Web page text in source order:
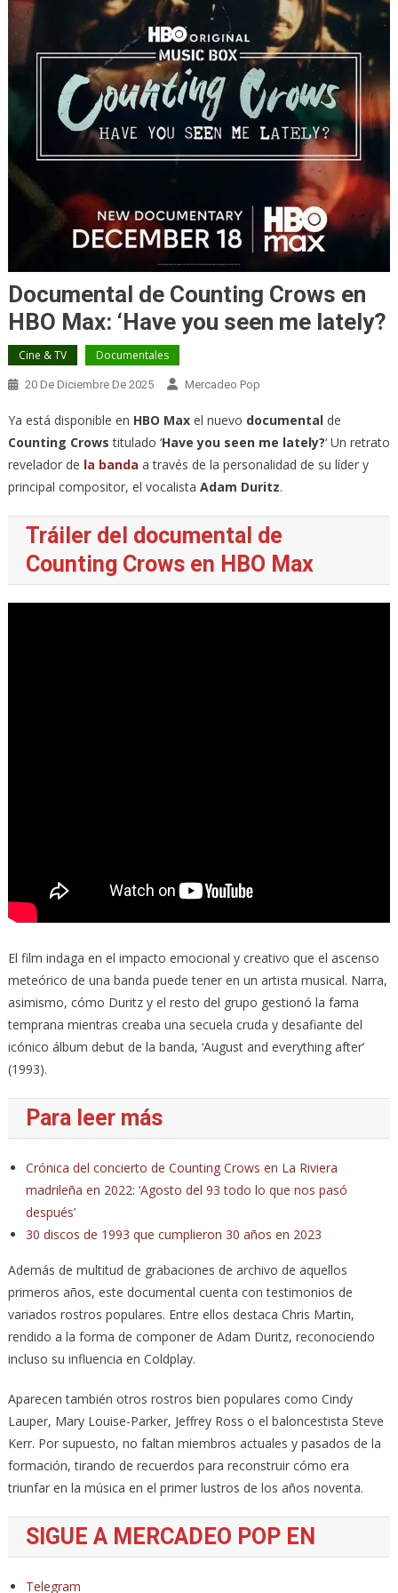
Documental de Counting Crows en
HBO Max: ‘Have you seen me lately?
Cine & TV Documentales
20 De Diciembre De 2025 Mercadeo Pop
Ya está disponible en HBO Maxel nuevo documentalde
Counting Crows titulado ‘Have you seen me lately?‘ Un retrato
revelador de la banda a través de la personalidad de su líder y
principal compositor, el vocalista Adam Duritz.
Tráiler del documental de
Counting Crows en HBO Max
El film indaga en el impacto emocional y creativo que el ascenso
meteórico de una banda puede tener en un artista musical. Narra,
asimismo, cómo Duritz y el resto del grupo gestionó la fama
temprana mientras creaba una secuela cruda y desafiante del
icónico álbum debut de la banda, ‘August and everything after’
(1993).
Para leer más
Crónica del concierto de Counting Crows en La Riviera
madrileña en 2022: ‘Agosto del 93 todo lo que nos pasó
después’
30 discos de 1993 que cumplieron 30 años en 2023
Además de multitud de grabaciones de archivo de aquellos
primeros años, este documental cuenta con testimonios de
variados rostros populares. Entre ellos destaca Chris Martin,
rendido a la forma de componer de Adam Duritz, reconociendo
incluso su influencia en Coldplay.
Aparecen también otros rostros bien populares como Cindy
Lauper, Mary Louise-Parker, Jeffrey Ross o el baloncestista Steve
Kerr. Por supuesto, no faltan miembros actuales y pasados de la
formación, tirando de recuerdos para reconstruir cómo era
triunfar en la música en el primer lustros de los años noventa.
SIGUE A MERCADEO POP EN
Telegram